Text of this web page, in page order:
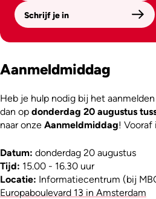
Schrijf je in
Aanmeldmiddag
Heb je hulp nodig bij het
dan op donderdag 20 augustus
naar onze Aanmeldmiddag! Vooraf
Datum: donderdag 20 augustus
Tijd: 15.00 - 16.30 uur
Locatie: Informatiecentrum (bij
Europaboulevard 13 in Amsterdam